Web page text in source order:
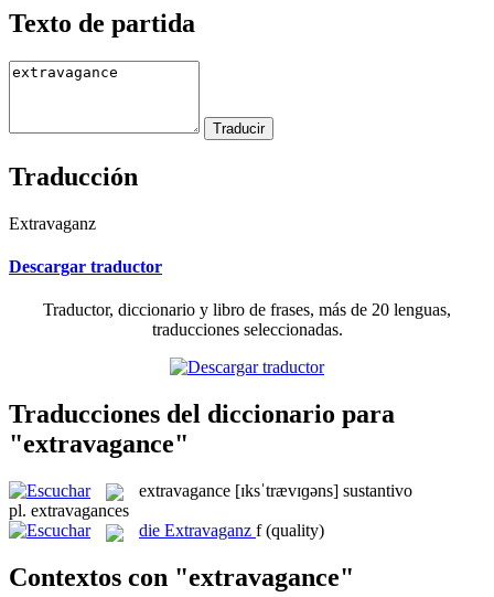
Texto de partida
Traducción
Extravaganz
Descargar traductor
Traductor, diccionario y libro de frases, más de 20 lenguas,
traducciones seleccionadas.
Traducciones del diccionario para
"extravagance"
extravagance [ɪksˈtrævɪɡəns] sustantivo
pl. extravagances
die Extravaganz f (quality)
Contextos con "extravagance"